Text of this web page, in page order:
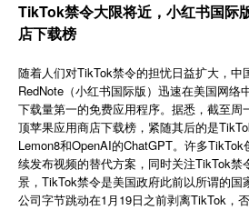
帮助中心
了解我们
简体中文
登录 免费使用
TikTok禁令大限将近，小红书国际
店下载榜
随着人们对TikTok禁令的担忧日益扩大，中
RedNote（小红书国际版）迅速在美国网络
下载量第一的免费应用程序。据悉，截至周
顶苹果应用商店下载榜，紧随其后的是
Lemon8和OpenAI的ChatGPT。许多
续发布视频的替代方案，同时关注TikTok禁
景，TikTok禁令是美国政府此前以所谓的国
公司字节跳动在1月19日之前剥离TikTok，否